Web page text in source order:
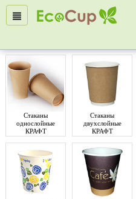
Стаканы
однослойные
КРАФТ
Стаканы
двухслойные
КРАФТ